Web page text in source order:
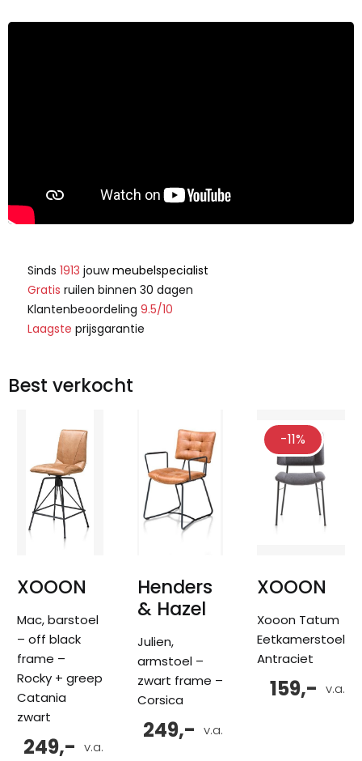
Sinds 1913 jouwmeubelspecialist
Gratis ruilen binnen 30 dagen
Klantenbeoordeling 9.5/10
Laagste prijsgarantie
Best verkocht
XOOON
Mac, barstoel
– off black
frame –
Rocky + greep
Catania
zwart
v.a.
249,-
Henders
& Hazel
Julien,
armstoel –
zwart frame –
Corsica
v.a.
249,-
-11%
XOOON
Xooon Tatum
Eetkamerstoel
Antraciet
v.a.
159,-